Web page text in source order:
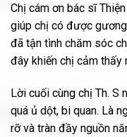
Chị cám ơn bác sĩ
giúp chị có được
đã tận tình chăm sóc
đây khiến chị cảm thấy
Lời cuối cùng chị Th. S
quá ủ dột, bi quan. Là
rỡ và tràn đầy nguồn